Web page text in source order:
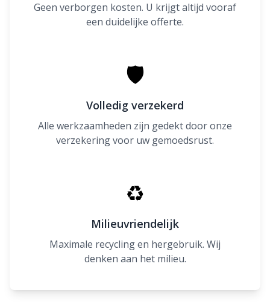
Geen verborgen kosten. U krijgt altijd vooraf
een duidelijke offerte.
🛡
Volledig verzekerd
Alle werkzaamheden zijn gedekt door onze
verzekering voor uw gemoedsrust.
♻
Milieuvriendelijk
Maximale recycling en hergebruik. Wij
denken aan het milieu.